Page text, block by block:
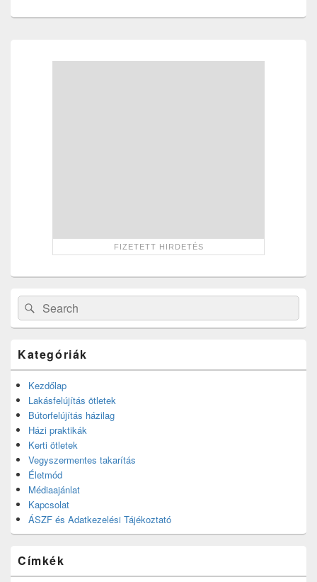
Search
for:
Search
Kategóriák
Kezdőlap
Lakásfelújítás ötletek
Bútorfelújítás házilag
Házi praktikák
Kerti ötletek
Vegyszermentes takarítás
Életmód
Médiaajánlat
Kapcsolat
ÁSZF és Adatkezelési Tájékoztató
Címkék